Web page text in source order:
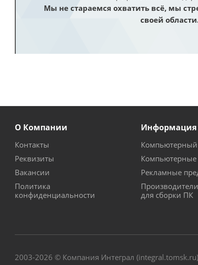
Мы не стараемся охватить всё, мы
своей
О Компании
Контакты
Реквизиты
Вакансии
Политика
конфиденциальности
Информация
Компьютерный
Компьютерные
Рекламные
для сборки ПК
2003-2026 © Компания Интеграл (integral.tomsk.ru)